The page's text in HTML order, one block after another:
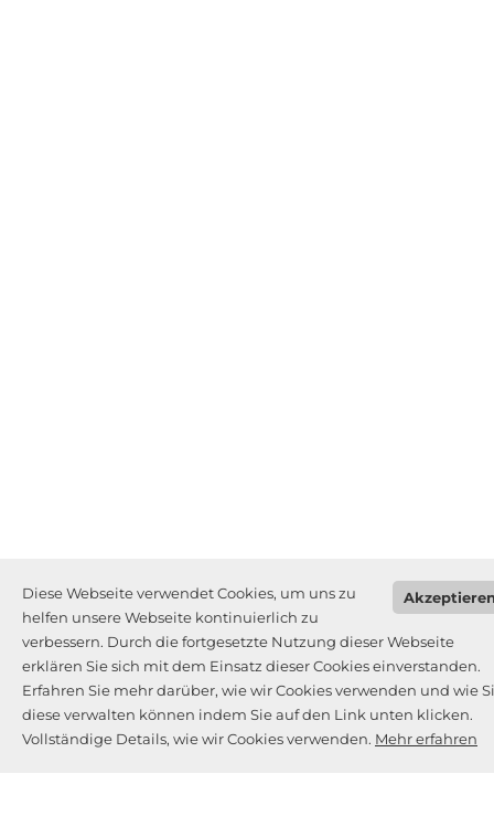
Diese Webseite verwendet Cookies, um uns zu
helfen unsere Webseite kontinuierlich zu
verbessern. Durch die fortgesetzte Nutzung dieser Webseite
erklären Sie sich mit dem Einsatz dieser Cookies einverstanden.
Erfahren Sie mehr darüber, wie wir Cookies verwenden und wie
diese verwalten können indem Sie auf den Link unten klicken.
Vollständige Details, wie wir Cookies verwenden. Mehr erfahren